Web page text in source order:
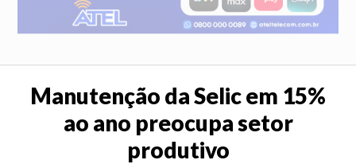
Manutenção da Selic em 15%
ao ano preocupa setor
produtivo